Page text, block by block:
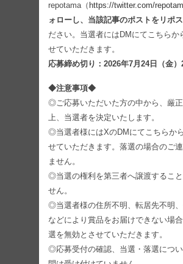
repotama（ https://twitter.com/
ォローし、当該記事のポストをリポ
ださい。当選者にはDMにてこちらか
せていただきます。
応募締め切り：2026年7月24日（金
◆注意事項◆
◎ご応募いただいた方の中から、厳
上、当選者を決定いたします。
◎当選者様にはXのDMにてこちらか
せていただきます。落選の場合のご
ません。
◎当選の権利を第三者へ譲渡すること
せん。
◎当選者様の住所不明、転居先不明
などにより賞品をお届けできない場
選を無効とさせていただきます。
◎応募受付の確認、当選・落選につ